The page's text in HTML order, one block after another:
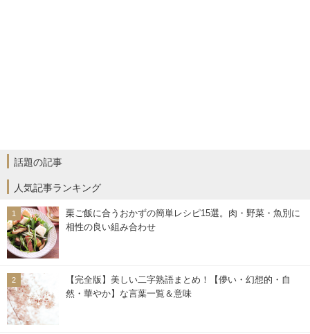
話題の記事
人気記事ランキング
栗ご飯に合うおかずの簡単レシピ15選。肉・野菜・魚別に
相性の良い組み合わせ
【完全版】美しい二字熟語まとめ！【儚い・幻想的・自
然・華やか】な言葉一覧＆意味